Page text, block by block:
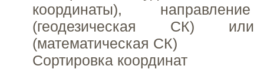
координаты),
(геодезическая СК)
(математическая СК)
Сортировка координат